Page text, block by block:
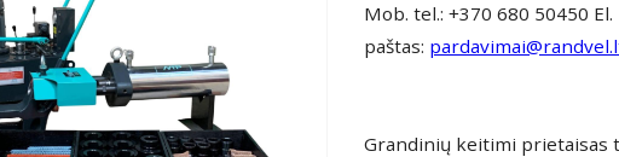
Mob. tel.: +370 680 50450 El.
paštas:
Grandinių keitimi prietaisas